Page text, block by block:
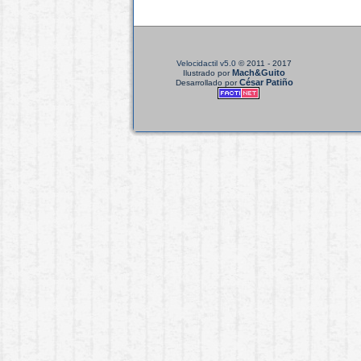
Velocidactil v5.0 © 2011 - 2017
Ilustrado porMach&Guito
Desarrollado porCésar Patiño